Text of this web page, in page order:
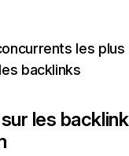
les
backlinks
les